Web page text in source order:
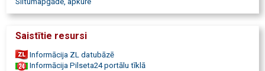
Saistītie resursi
Informācija ZL datubāzē
Informācija Pilseta24 portālu tīklā